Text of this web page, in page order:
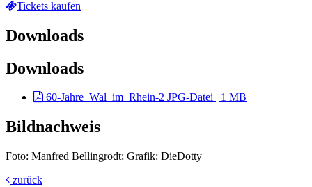
Tickets kaufen
Downloads
Downloads
60-Jahre_Wal_im_Rhein-2 JPG-Datei | 1 MB
Bildnachweis
Foto: Manfred Bellingrodt; Grafik: DieDotty
zurück